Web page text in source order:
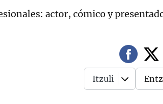
actor, cómico y
Itzuli